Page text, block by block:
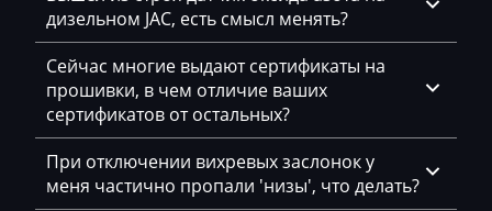
Bomag
Brilliance
Buhler
BYD
Cadillac
Siemens SID201-206
Siemens SID208
Siemens SID801
Siemens SID803
Siemens SID803A
дизельном JAC, есть смысл менять?
Сейчас многие выдают сертификаты на
прошивки, в чем отличие ваших
сертификатов от остальных?
При отключении вихревых заслонок у
меня частично пропали 'низы', что делать?